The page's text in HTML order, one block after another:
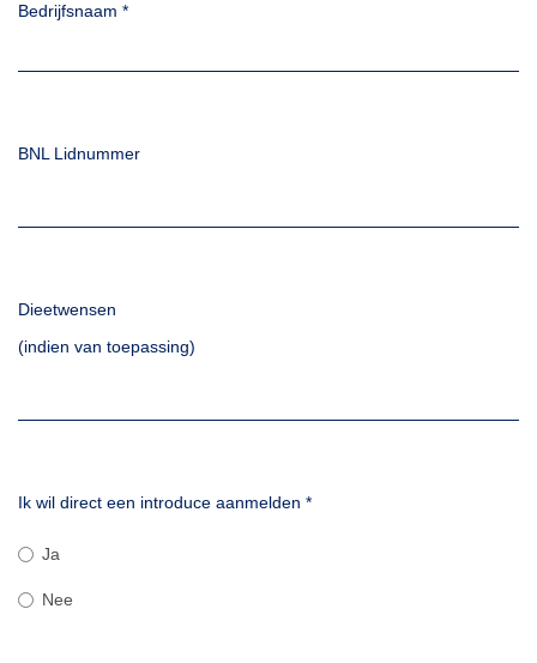
Bedrijfsnaam *
BNL Lidnummer
Dieetwensen
(indien van toepassing)
Ik wil direct een introduce aanmelden *
Ja
Nee